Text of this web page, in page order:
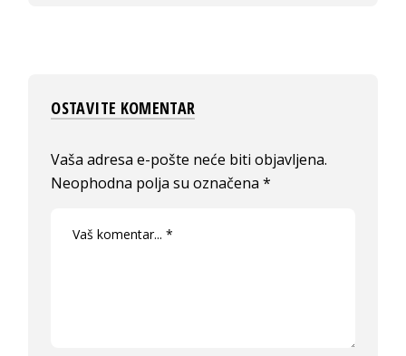
OSTAVITE KOMENTAR
Vaša adresa e-pošte neće biti objavljena.
Neophodna polja su označena*